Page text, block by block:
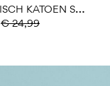
B
IOLOGISCH KATOEN SHORT SET
€ 24,99